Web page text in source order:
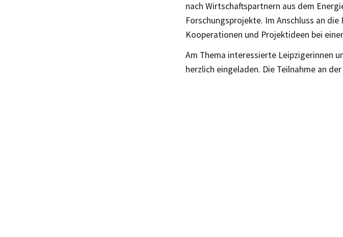
nach Wirtschaftspartnern aus dem
Forschungsprojekte. Im Anschluss an
Kooperationen und Projektideen bei
Am Thema interessierte Leipzigerinnen
herzlich eingeladen. Die Teilnahme an